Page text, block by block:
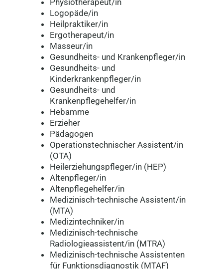
Logopäde/in
Heilpraktiker/in
Ergotherapeut/in
Masseur/in
Gesundheits- und Krankenpfleger/in
Gesundheits- und
Kinderkrankenpfleger/in
Gesundheits- und
Krankenpflegehelfer/in
Hebamme
Erzieher
Pädagogen
Operationstechnischer Assistent/in
(OTA)
Heilerziehungspfleger/in (HEP)
Altenpfleger/in
Altenpflegehelfer/in
Medizinisch-technische Assistent/in
(MTA)
Medizintechniker/in
Medizinisch-technische
Radiologieassistent/in (MTRA)
Medizinisch-technische Assistenten
für Funktionsdiagnostik (MTAF)